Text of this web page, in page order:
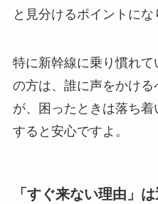
と見分けるポイントにな
特に新幹線に乗り慣れ
の方は、誰に声をかけ
が、困ったときは落ち
すると安心ですよ。
「すぐ来ない理由」